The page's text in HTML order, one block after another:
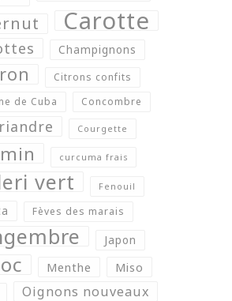
Carotte
Champignons
Citrons confits
de Cuba
Concombre
Courgette
curcuma frais
vert Fenouil
Fèves des marais
Japon
Menthe Miso
Oignons nouveaux